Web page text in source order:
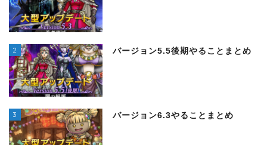
2 バージョン5.5後期やることまとめ
3 バージョン6.3やることまとめ